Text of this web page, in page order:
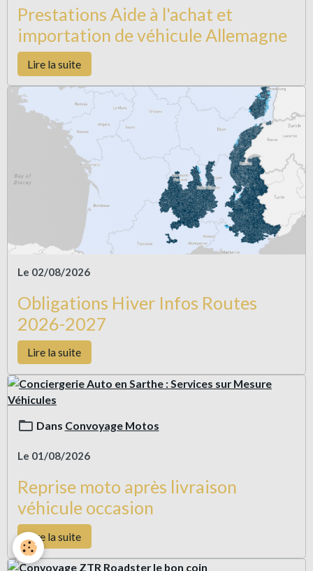
Prestations Aide à l'achat et
importation de véhicule Allemagne
Lire la suite
Le 02/08/2026
Obligations Hiver Infos Routes
2026-2027
Lire la suite
Dans Convoyage Motos
Le 01/08/2026
Reprise moto après livraison
véhicule occasion
Lire la suite